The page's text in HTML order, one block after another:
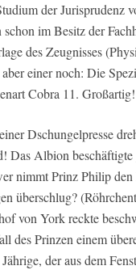
der Jurisprudenz
im Besitz der
des Zeugnisses
einer noch: Die
Cobra 11. Großartig!
Dschungelpresse
Das Albion beschäftigte
nimmt Prinz Philip
überschlug?
von York reckte
des Prinzen einem
der aus dem